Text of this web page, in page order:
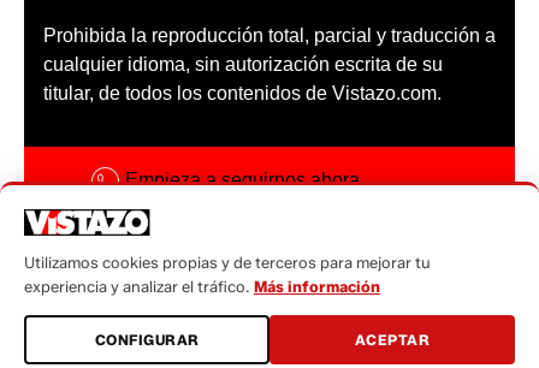
Prohibida la reproducción total, parcial y traducción a
cualquier idioma, sin autorización escrita de su
titular, de todos los contenidos de Vistazo.com.
Empieza a seguirnos ahora
Código ética
Sugerencias a:
sugerencias@vistazo.com
Utilizamos cookies propias y de terceros para mejorar tu
experiencia y analizar el tráfico. Más información
CONFIGURAR ACEPTAR